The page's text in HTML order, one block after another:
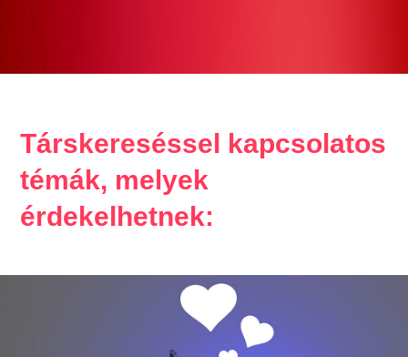
Társkereséssel kapcsolatos
témák, melyek
érdekelhetnek: